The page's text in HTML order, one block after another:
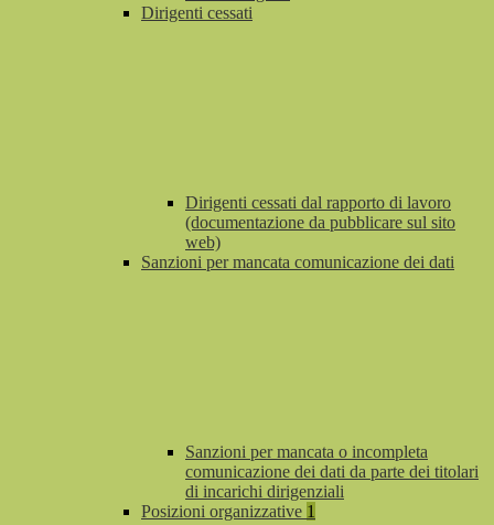
Dirigenti cessati
Dirigenti cessati dal rapporto di lavoro
(documentazione da pubblicare sul sito
web)
Sanzioni per mancata comunicazione dei dati
Sanzioni per mancata o incompleta
comunicazione dei dati da parte dei titolari
di incarichi dirigenziali
Posizioni organizzative 1